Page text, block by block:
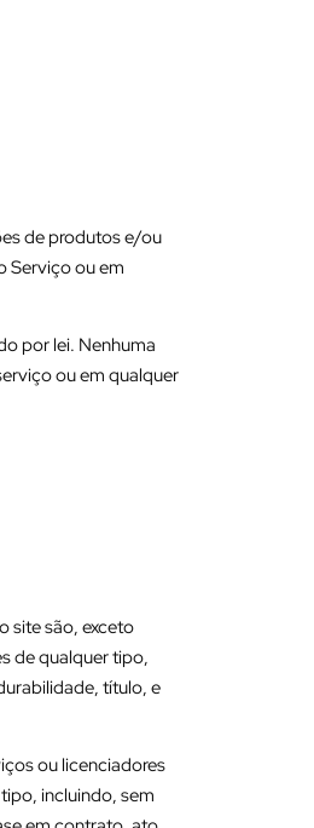
de produtos e/ou
Serviço ou em
por lei. Nenhuma
ou em qualquer
site são, exceto
de qualquer tipo,
título, e
ou licenciadores
incluindo, sem